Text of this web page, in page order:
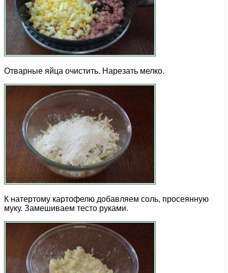
Отварные яйца очистить. Нарезать мелко.
К натертому картофелю добавляем соль, просеянную
муку. Замешиваем тесто руками.